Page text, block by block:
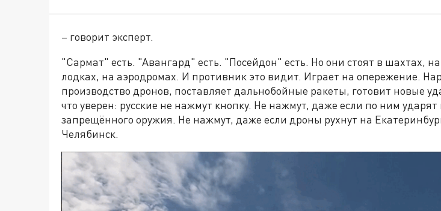
– говорит эксперт.
"Сармат" есть. "Авангард" есть. "Посейдон" есть. Но они стоят в шахтах,
лодках, на аэродромах. И противник это видит. Играет на опережение.
производство дронов, поставляет дальнобойные ракеты, готовит новые
что уверен: русские не нажмут кнопку. Не нажмут, даже если по ним ударят
запрещённого оружия. Не нажмут, даже если дроны рухнут на
Челябинск.